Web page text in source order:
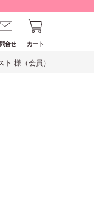
合せ カート
様（会員）